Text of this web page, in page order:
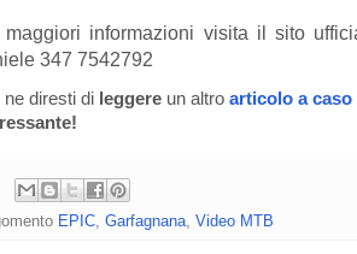
maggiori informazioni visita il sito
347 7542792
ne diresti di leggere un altro articolo a caso
EPIC Garfagnana Video MTB